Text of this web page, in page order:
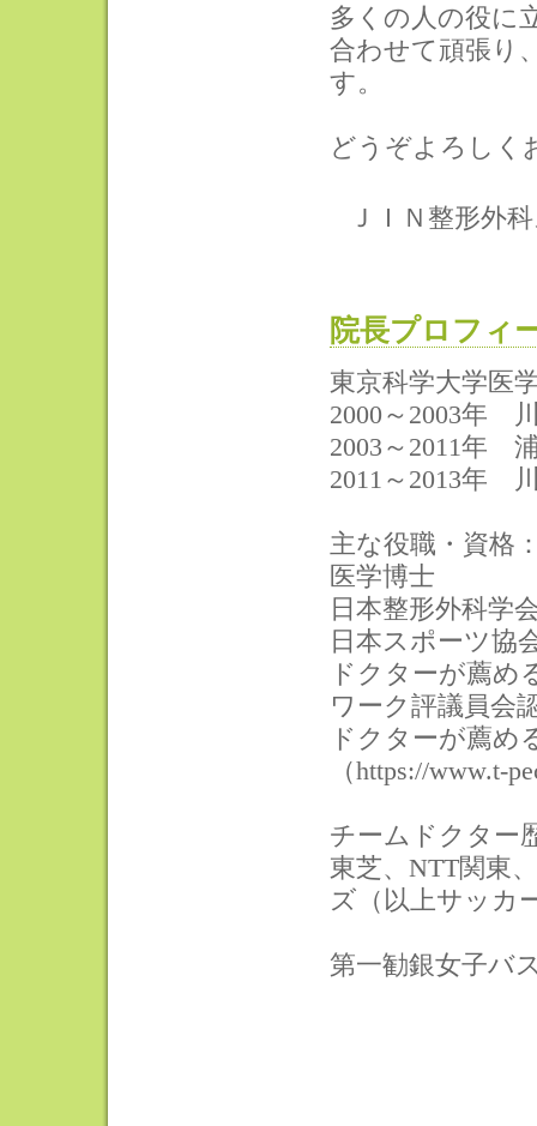
多くの人の役に
合わせて頑張り
す。
どうぞよろしく
ＪＩＮ整形外
院長プロフィ
東京科学大学
2000～2003年
2003～2011年
2011～2013年
主な役職・資格
医学博士
日本整形外科学
日本スポーツ協
ドクターが薦め
ワーク評議員会
ドクターが薦め
（https://www.t-
チームドクター
東芝、NTT関東
ズ（以上サッカ
第一勧銀女子バ